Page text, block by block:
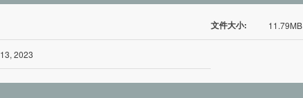
文件大小: 11.79MB
2023